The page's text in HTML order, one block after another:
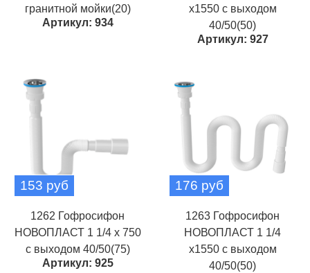
гранитной мойки(20)
Артикул: 934
х1550 с выходом
40/50(50)
Артикул: 927
153 руб
1262 Гофросифон
НОВОПЛАСТ 1 1/4 х 750
с выходом 40/50(75)
Артикул: 925
176 руб
1263 Гофросифон
НОВОПЛАСТ 1 1/4
х1550 с выходом
40/50(50)